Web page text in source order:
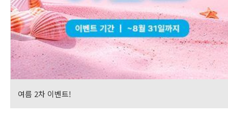
여름 2차 이벤트!